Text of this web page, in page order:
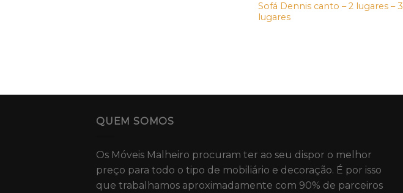
Sofá Dennis canto – 2 lugares – 3
lugares
QUEM SOMOS
Os Móveis Malheiro procuram ter ao seu dispor o melhor
preço para todo o tipo de mobiliário e decoração. É por isso
que trabalhamos aproximadamente com 90% de parceiros